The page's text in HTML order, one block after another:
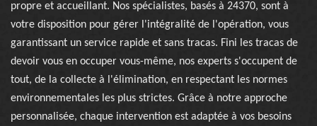
propre et accueillant. Nos spécialistes, basés à 24370, sont à
votre disposition pour gérer l'intégralité de l'opération, vous
garantissant un service rapide et sans tracas. Fini les tracas de
devoir vous en occuper vous-même, nos experts s'occupent de
tout, de la collecte à l'élimination, en respectant les normes
environnementales les plus strictes. Grâce à notre approche
personnalisée, chaque intervention est adaptée à vos besoins